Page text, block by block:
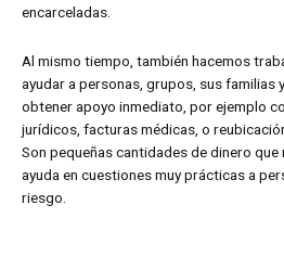
encarceladas.
Al mismo tiempo, también hacemos
ayudar a personas, grupos, sus familias
obtener apoyo inmediato, por ejemplo
jurídicos, facturas médicas, o
Son pequeñas cantidades de dinero que
ayuda en cuestiones muy prácticas a
riesgo.